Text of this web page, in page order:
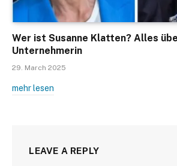
Wer ist Susanne Klatten? Alles
Unternehmerin
29. March 2025
mehr lesen
LEAVE A REPLY